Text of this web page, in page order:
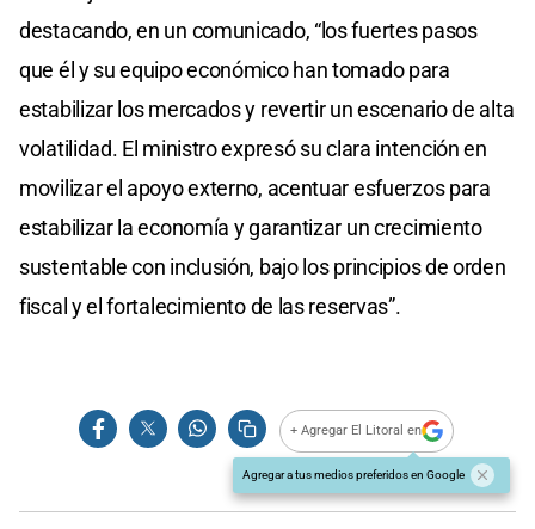
destacando, en un comunicado, “los fuertes pasos
que él y su equipo económico han tomado para
estabilizar los mercados y revertir un escenario de alta
volatilidad. El ministro expresó su clara intención en
movilizar el apoyo externo, acentuar esfuerzos para
estabilizar la economía y garantizar un crecimiento
sustentable con inclusión, bajo los principios de orden
fiscal y el fortalecimiento de las reservas”.
+ Agregar El Litoral en
Agregar a tus medios preferidos en Google